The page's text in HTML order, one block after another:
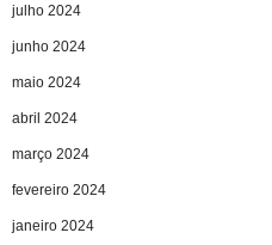
julho 2024
junho 2024
maio 2024
abril 2024
março 2024
fevereiro 2024
janeiro 2024